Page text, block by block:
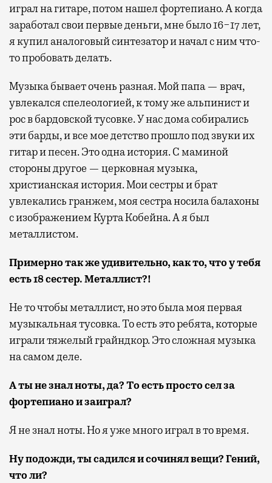
играл на гитаре, потом нашел фортепиано. А когда
заработал свои первые деньги, мне было 16−17 лет,
я купил аналоговый синтезатор и начал с ним что-
то пробовать делать.
Музыка бывает очень разная. Мой папа — врач,
увлекался спелеологией, к тому же альпинист и
рос в бардовской тусовке. У нас дома собирались
эти барды, и все мое детство прошло под звуки их
гитар и песен. Это одна история. С маминой
стороны другое — церковная музыка,
христианская история. Мои сестры и брат
увлекались гранжем, моя сестра носила балахоны
с изображением Курта Кобейна. А я был
металлистом.
Примерно так же удивительно, как то, что у тебя
есть 18 сестер. Металлист?!
Не то чтобы металлист, но это была моя первая
музыкальная тусовка. То есть это ребята, которые
играли тяжелый грайндкор. Это сложная музыка
на самом деле.
А ты не знал ноты, да? То есть просто сел за
фортепиано и заиграл?
Я не знал ноты. Но я уже много играл в то время.
Ну подожди, ты садился и сочинял вещи? Гений,
что ли?